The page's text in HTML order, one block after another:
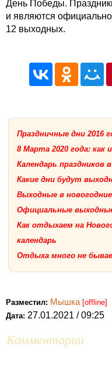
День Победы.
и являются
12 выходных.
Праздничные дни 2016
8 Марта 2020 года: как
Календарь праздников
Какие дни будут
Выходные в новогодние
Официальные
Как отдыхаем на
календарь
Отдыха много не
Разместил: Мышка [offline]
Дата: 27.01.2021 / 09:25
Комментарии